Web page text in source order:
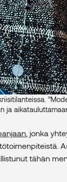
ja
, jonka
tähän